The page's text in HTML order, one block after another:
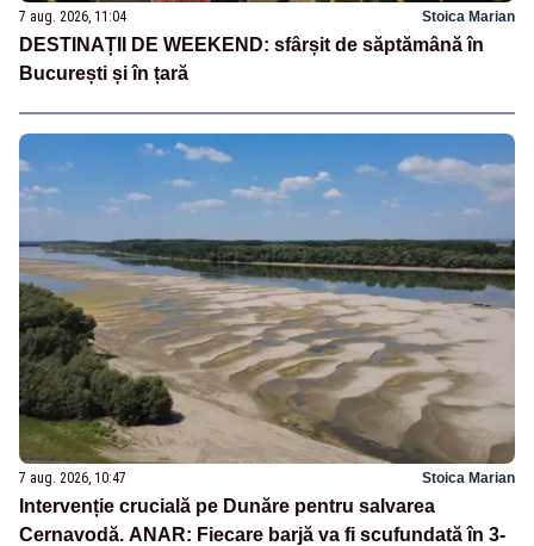
7 aug. 2026, 11:04 Stoica Marian
DESTINAȚII DE WEEKEND: sfârșit de săptămână în
București și în țară
7 aug. 2026, 10:47 Stoica Marian
Intervenție crucială pe Dunăre pentru salvarea
Cernavodă. ANAR: Fiecare barjă va fi scufundată în 3-